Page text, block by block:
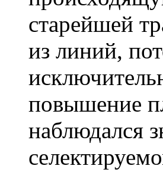
старейшей
из линий,
повышение
наблюдался